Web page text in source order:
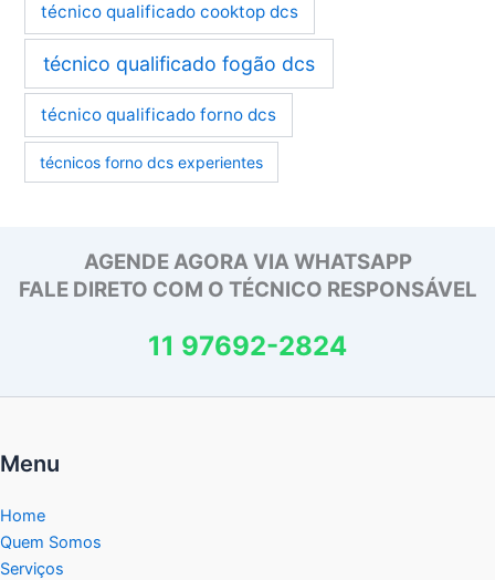
técnico qualificado cooktop dcs
técnico qualificado fogão dcs
técnico qualificado forno dcs
técnicos forno dcs experientes
AGENDE AGORA VIA WHATSAPP
FALE DIRETO COM O TÉCNICO RESPONSÁVEL
11 97692-2824
Menu
Home
Quem Somos
Serviços